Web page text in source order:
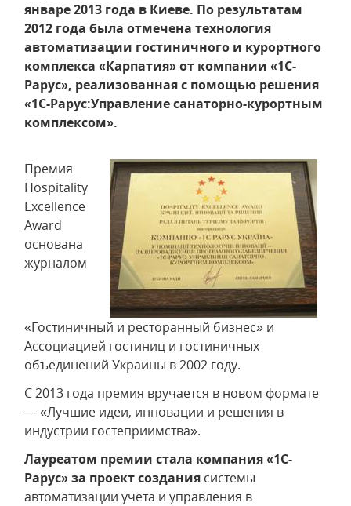
январе 2013 года в Киеве. По результатам
2012 года была отмечена технология
автоматизации гостиничного и курортного
комплекса «Карпатия» от компании «1С-
Рарус», реализованная с помощью решения
«1С-Рарус:Управление санаторно-курортным
комплексом».
Премия
Hospitality
Excellence
Award
основана
журналом
«Гостиничный и ресторанный бизнес» и
Ассоциацией гостиниц и гостиничных
объединений Украины в 2002 году.
С 2013 года премия вручается в новом формате
— «Лучшие идеи, инновации и решения в
индустрии гостеприимства».
Лауреатом премии стала компания «1С-
Рарус» за проект создания системы
автоматизации учета и управления в